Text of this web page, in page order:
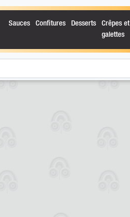
Sauces Confitures Desserts
Crêpes et
galettes